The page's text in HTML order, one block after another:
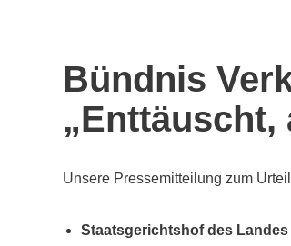
Bündnis
Unsere Pressemitteilung zum
Staatsgerichtshof des